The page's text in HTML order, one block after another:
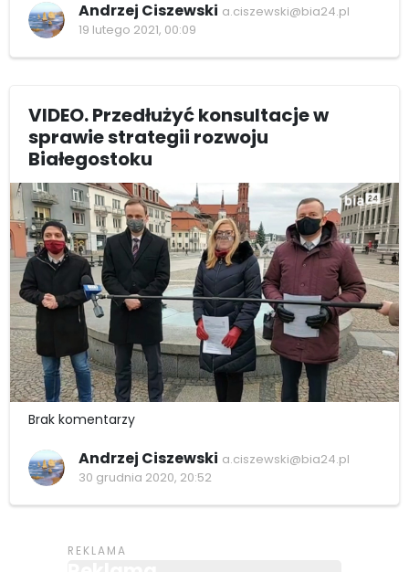
Andrzej Ciszewski a.ciszewski@bia24.pl
19 lutego 2021, 00:09
VIDEO. Przedłużyć konsultacje w
sprawie strategii rozwoju
Białegostoku
Brak komentarzy
Andrzej Ciszewski a.ciszewski@bia24.pl
30 grudnia 2020, 20:52